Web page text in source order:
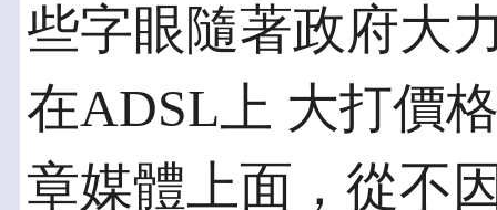
些字眼隨著政府大
在ADSL上 大打價
章媒體上面，從不